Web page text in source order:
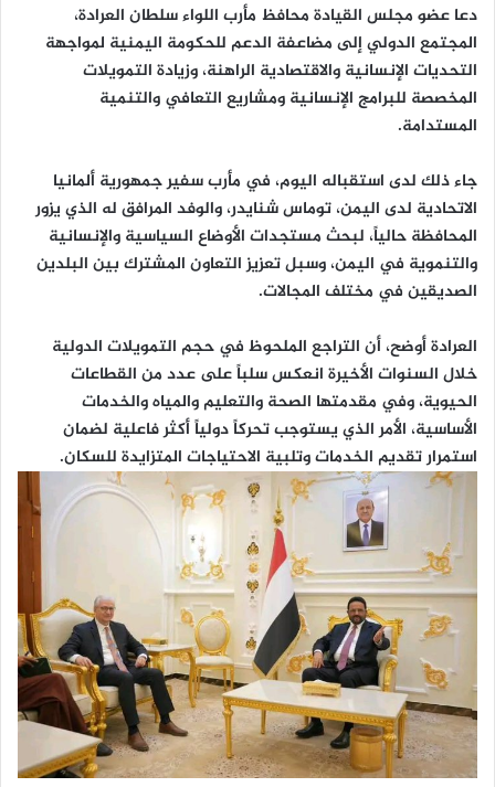
دعا عضو مجلس القيادة محافظ مأرب اللواء سلطان العرادة،
المجتمع الدولي إلى مضاعفة الدعم للحكومة اليمنية لمواجهة
التحديات الإنسانية والاقتصادية الراهنة، وزيادة التمويلات
المخصصة للبرامج الإنسانية ومشاريع التعافي والتنمية
المستدامة.
جاء ذلك لدى استقباله اليوم، في مأرب سفير جمهورية ألمانيا
الاتحادية لدى اليمن، توماس شنايدر، والوفد المرافق له الذي يزور
المحافظة حالياً، لبحث مستجدات الأوضاع السياسية والإنسانية
والتنموية في اليمن، وسبل تعزيز التعاون المشترك بين البلدين
الصديقين في مختلف المجالات.
العرادة أوضح، أن التراجع الملحوظ في حجم التمويلات الدولية
خلال السنوات الأخيرة انعكس سلباً على عدد من القطاعات
الحيوية، وفي مقدمتها الصحة والتعليم والمياه والخدمات
الأساسية، الأمر الذي يستوجب تحركاً دولياً أكثر فاعلية لضمان
استمرار تقديم الخدمات وتلبية الاحتياجات المتزايدة للسكان.